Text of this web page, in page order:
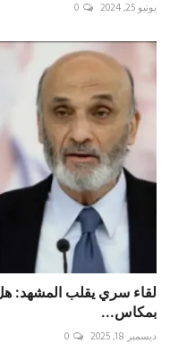
يونيو 25, 2024 0
لقاء سري يقلب المشهد:
بمكاس...
ديسمبر 18, 2025 0